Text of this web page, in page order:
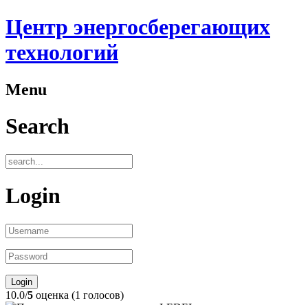
Центр энергосберегающих
технологий
Menu
Search
Login
10.0/5 оценка (1 голосов)